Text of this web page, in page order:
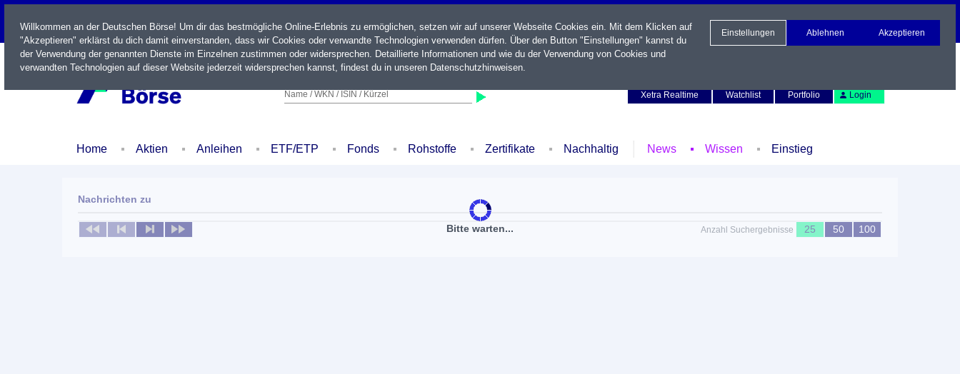
LIVE
Name / WKN / ISIN / Kürzel
Xetra Realtime
Watchlist Portfolio Login
Home Aktien Anleihen ETF/ETP Fonds Rohstoffe Zertifikate Nachhaltig News Wissen Einstieg
Bitte warten...
Nachrichten zu
Keine News verfügbar Anzahl Suchergebnisse 25 50 100
Willkommen an der Deutschen Börse! Um dir das bestmögliche Online-Erlebnis zu ermöglichen, setzen wir auf unserer Webseite Cookies ein. Mit dem Klicken auf
"Akzeptieren" erklärst du dich damit einverstanden, dass wir Cookies oder verwandte Technologien verwenden dürfen. Über den Button "Einstellungen" kannst du
der Verwendung der genannten Dienste im Einzelnen zustimmen oder widersprechen. Detaillierte Informationen und wie du der Verwendung von Cookies und
verwandten Technologien auf dieser Website jederzeit widersprechen kannst, findest du in unseren Datenschutzhinweisen.
Einstellungen Ablehnen Akzeptieren